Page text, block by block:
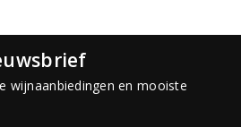
wijnaanbiedingen en mooiste